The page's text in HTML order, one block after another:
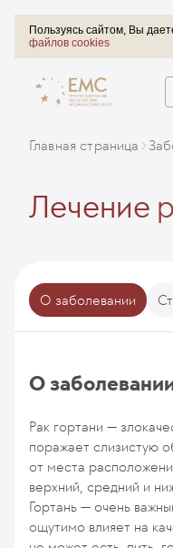
Пользуясь сайтом, Вы
файлов cookies
Главная страница
Лечение
О заболевании
О
Рак гортани —
поражает слизистую
от места
верхний, средний и
Гортань — очень
ощутимо влияет на